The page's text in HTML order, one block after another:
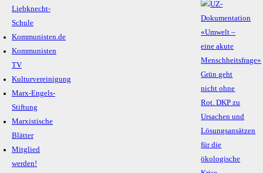
Liebknecht-
Schule
Kommunisten.de
Kommunisten
TV
Kulturvereinigung
Marx-Engels-
Stiftung
Marxistische
Blätter
Mitglied
werden!